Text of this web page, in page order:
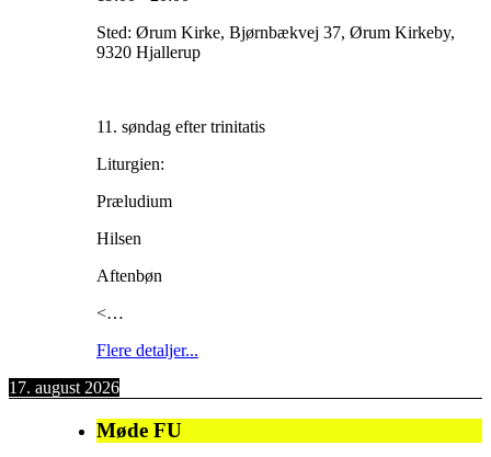
Sted: Ørum Kirke, Bjørnbækvej 37, Ørum Kirkeby,
9320 Hjallerup
11. søndag efter trinitatis
Liturgien:
Præludium
Hilsen
Aftenbøn
<…
Flere detaljer...
17. august 2026
Møde FU